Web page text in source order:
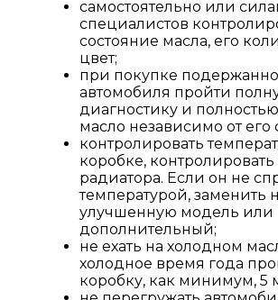
самостоятельно или
специалистов
состояние масла, его
цвет;
при покупке
автомобиля пройти
диагностику и
масло независимо от его
контролировать
коробке, контролировать
радиатора. Если он не
температурой, заменить
улучшенную модель или
дополнительный;
не ехать на холодном
холодное время года
коробку, как минимум, 5